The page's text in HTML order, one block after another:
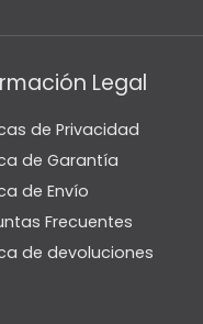
Legal
de Privacidad
de Garantía
de Envío
Frecuentes
de devoluciones